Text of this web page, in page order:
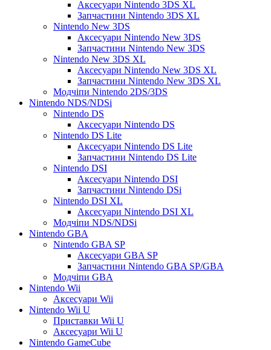
Аксесуари Nintendo 3DS XL
Запчастини Nintendo 3DS XL
Nintendo New 3DS
Аксесуари Nintendo New 3DS
Запчастини Nintendo New 3DS
Nintendo New 3DS XL
Аксесуари Nintendo New 3DS XL
Запчастини Nintendo New 3DS XL
Модчіпи Nintendo 2DS/3DS
Nintendo NDS/NDSi
Nintendo DS
Аксесуари Nintendo DS
Nintendo DS Lite
Аксесуари Nintendo DS Lite
Запчастини Nintendo DS Lite
Nintendo DSI
Аксесуари Nintendo DSI
Запчастини Nintendo DSi
Nintendo DSI XL
Аксесуари Nintendo DSI XL
Модчіпи NDS/NDSi
Nintendo GBA
Nintendo GBA SP
Аксесуари GBA SP
Запчастини Nintendo GBA SP/GBA
Модчіпи GBA
Nintendo Wii
Аксесуари Wii
Nintendo Wii U
Приставки Wii U
Аксесуари Wii U
Nintendo GameCube